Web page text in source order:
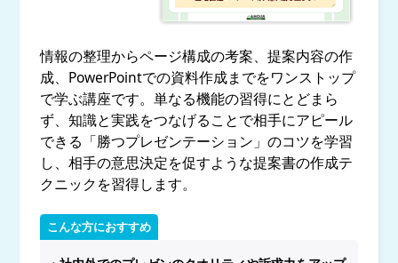
情報の整理からページ構成の考案、提案内容の作
成、PowerPointでの資料作成までをワンストップ
で学ぶ講座です。単なる機能の習得にとどまら
ず、知識と実践をつなげることで相手にアピール
できる「勝つプレゼンテーション」のコツを学習
し、相手の意思決定を促すような提案書の作成テ
クニックを習得します。
こんな方におすすめ